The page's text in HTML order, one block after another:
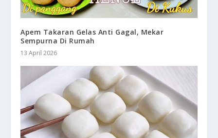
Apem Takaran Gelas Anti Gagal, Mekar
Sempurna Di Rumah
13 April 2026